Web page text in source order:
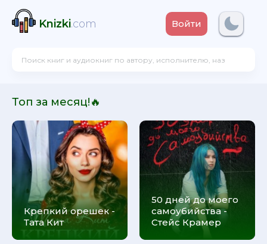
Knizki.com Войти
Топ за месяц!🔥
Крепкий орешек -
Тата Кит
50 дней до моего
самоубийства -
Стейс Крамер